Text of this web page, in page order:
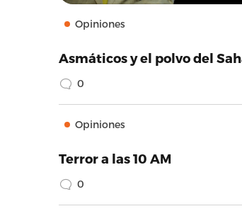
Opiniones
Asmáticos y el polvo del
0
Opiniones
Terror a las 10 AM
0